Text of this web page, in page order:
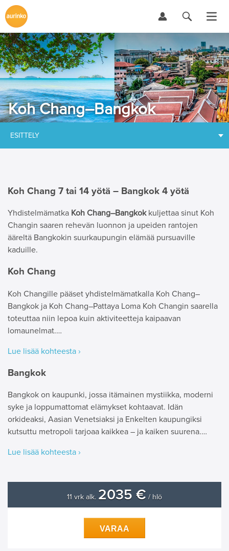
Koh Chang–Bangkok
ESITTELY
Koh Chang 7 tai 14 yötä – Bangkok 4 yötä
Yhdistelmämatka Koh Chang–Bangkokkuljettaa sinut Koh
Changin saaren rehevän luonnon ja upeiden rantojen
ääreltä Bangkokin suurkaupungin elämää pursuaville
kaduille.
Koh Chang
Koh Changille pääset yhdistelmämatkalla Koh Chang–
Bangkok ja Koh Chang–Pattaya Loma Koh Changin saarella
toteuttaa niin lepoa kuin aktiviteetteja kaipaavan
lomaunelmat.…
Lue lisää kohteesta ›
Bangkok
Bangkok on kaupunki, jossa itämainen mystiikka, moderni
syke ja loppumattomat elämykset kohtaavat. Idän
orkideaksi, Aasian Venetsiaksi ja Enkelten kaupungiksi
kutsuttu metropoli tarjoaa kaikkea – ja kaiken suurena.…
Lue lisää kohteesta ›
11 vrk alk. 2035 € / hlö
VARAA